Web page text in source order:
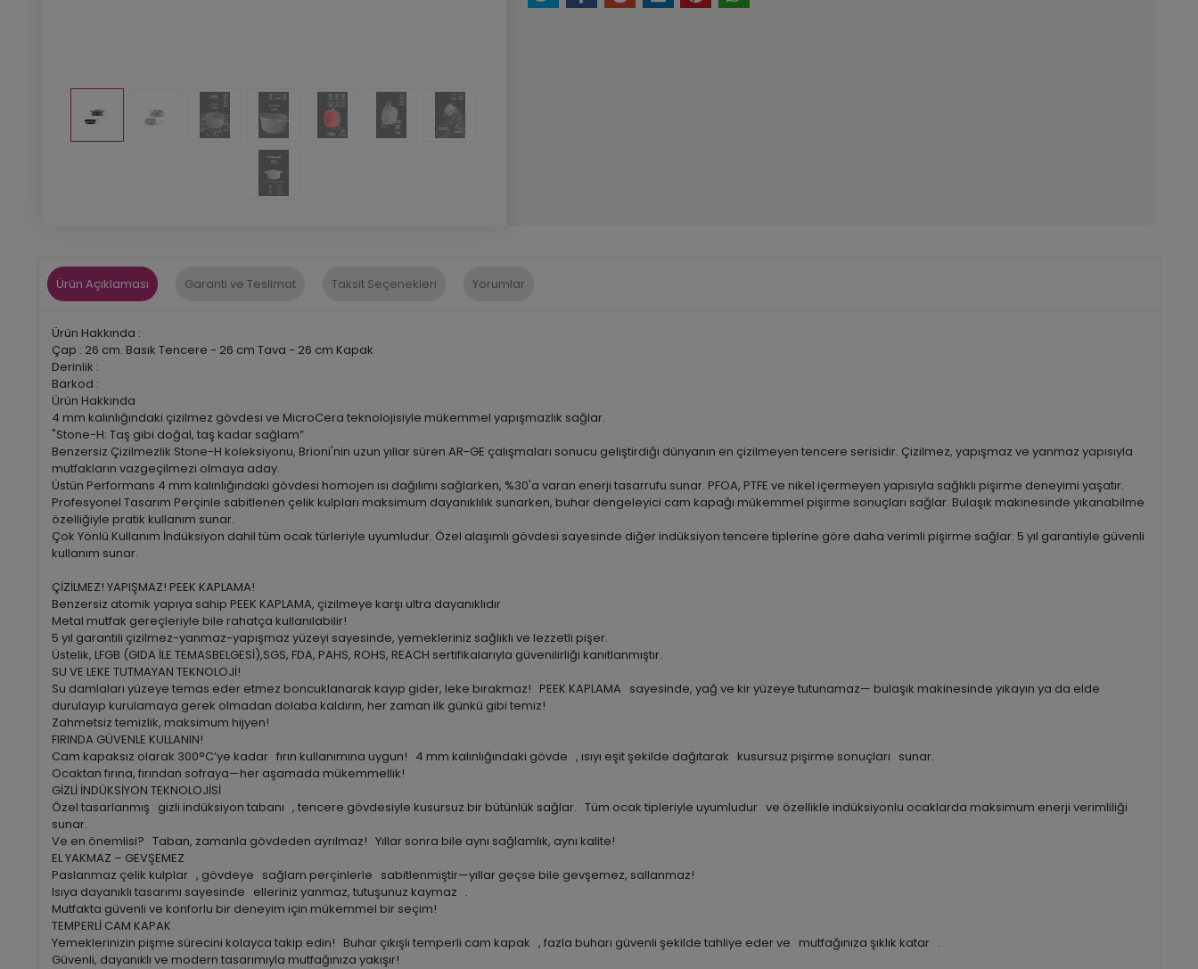
Ürün Açıklaması Garanti ve Teslimat Taksit Seçenekleri Yorumlar
Ürün Hakkında :
Çap : 26 cm. Basık Tencere - 26 cm Tava - 26 cm Kapak
Derinlik :
Barkod :
Ürün Hakkında
4 mm kalınlığındaki çizilmez gövdesi ve MicroCera teknolojisiyle mükemmel yapışmazlık sağlar.
"Stone-H: Taş gibi doğal, taş kadar sağlam”
Benzersiz Çizilmezlik Stone-H koleksiyonu, Brioni'nin uzun yıllar süren AR-GE çalışmaları sonucu geliştirdiği dünyanın en çizilmeyen tencere serisidir. Çizilmez, yapışmaz ve yanmaz yapısıyla
mutfakların vazgeçilmezi olmaya aday.
Üstün Performans 4 mm kalınlığındaki gövdesi homojen ısı dağılımı sağlarken, %30'a varan enerji tasarrufu sunar. PFOA, PTFE ve nikel içermeyen yapısıyla sağlıklı pişirme deneyimi yaşatır.
Profesyonel Tasarım Perçinle sabitlenen çelik kulpları maksimum dayanıklılık sunarken, buhar dengeleyici cam kapağı mükemmel pişirme sonuçları sağlar. Bulaşık makinesinde yıkanabilme
özelliğiyle pratik kullanım sunar.
Çok Yönlü Kullanım İndüksiyon dahil tüm ocak türleriyle uyumludur. Özel alaşımlı gövdesi sayesinde diğer indüksiyon tencere tiplerine göre daha verimli pişirme sağlar. 5 yıl garantiyle güvenli
kullanım sunar.
ÇİZİLMEZ! YAPIŞMAZ! PEEK KAPLAMA!
Benzersiz atomik yapıya sahip PEEK KAPLAMA, çizilmeye karşı ultra dayanıklıdır
Metal mutfak gereçleriyle bile rahatça kullanılabilir!
5 yıl garantili çizilmez-yanmaz-yapışmaz yüzeyi sayesinde, yemekleriniz sağlıklı ve lezzetli pişer.
Üstelik, LFGB (GIDA İLE TEMASBELGESİ),SGS, FDA, PAHS, ROHS, REACH sertifikalarıyla güvenilirliği kanıtlanmıştır.
SU VE LEKE TUTMAYAN TEKNOLOJİ!
Su damlaları yüzeye temas eder etmez boncuklanarak kayıp gider, leke bırakmaz! PEEK KAPLAMA sayesinde, yağ ve kir yüzeye tutunamaz— bulaşık makinesinde yıkayın ya da elde
durulayıp kurulamaya gerek olmadan dolaba kaldırın, her zaman ilk günkü gibi temiz!
Zahmetsiz temizlik, maksimum hijyen!
FIRINDA GÜVENLE KULLANIN!
Cam kapaksız olarak 300°C’ye kadar fırın kullanımına uygun! 4 mm kalınlığındaki gövde , ısıyı eşit şekilde dağıtarak kusursuz pişirme sonuçları sunar.
Ocaktan fırına, fırından sofraya—her aşamada mükemmellik!
GİZLİ İNDÜKSİYON TEKNOLOJİSİ
Özel tasarlanmış gizli indüksiyon tabanı , tencere gövdesiyle kusursuz bir bütünlük sağlar. Tüm ocak tipleriyle uyumludur ve özellikle indüksiyonlu ocaklarda maksimum enerji verimliliği
sunar.
Ve en önemlisi? Taban, zamanla gövdeden ayrılmaz! Yıllar sonra bile aynı sağlamlık, aynı kalite!
EL YAKMAZ – GEVŞEMEZ
Paslanmaz çelik kulplar , gövdeye sağlam perçinlerle sabitlenmiştir—yıllar geçse bile gevşemez, sallanmaz!
Isıya dayanıklı tasarımı sayesinde elleriniz yanmaz, tutuşunuz kaymaz .
Mutfakta güvenli ve konforlu bir deneyim için mükemmel bir seçim!
TEMPERLİ CAM KAPAK
Yemeklerinizin pişme sürecini kolayca takip edin! Buhar çıkışlı temperli cam kapak , fazla buharı güvenli şekilde tahliye eder ve mutfağınıza şıklık katar .
Güvenli, dayanıklı ve modern tasarımıyla mutfağınıza yakışır!